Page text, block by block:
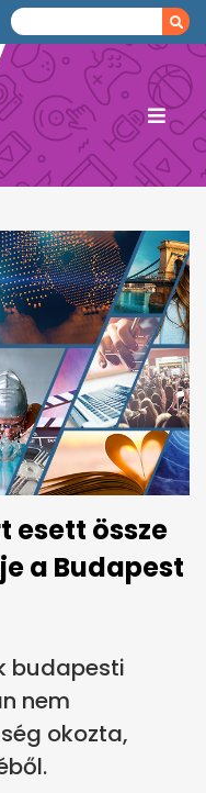
esett össze
a Budapest
budapesti
nem
okozta,